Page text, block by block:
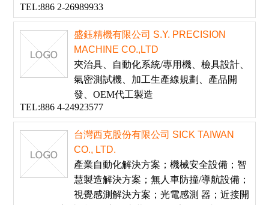
TEL:886 2-26989933
盛鈺精機有限公司 S.Y. PRECISION
MACHINE CO.,LTD
夾治具、自動化系統/專用機、檢具設計、
氣密測試機、加工生產線規劃、產品開
發、OEM代工製造
TEL:886 4-24923577
台灣西克股份有限公司 SICK TAIWAN
CO., LTD.
產業自動化解決方案；機械安全設備；智
慧製造解決方案；無人車防撞/導航設備；
視覺感測解決方案；光電感測 器；近接開